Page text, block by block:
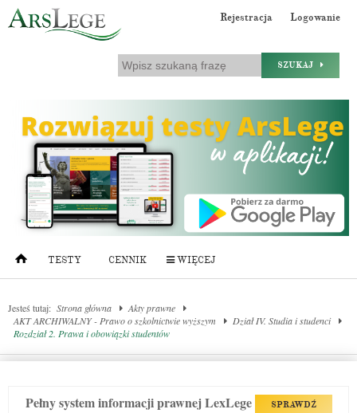
Rejestracja Logowanie
SZUKAJ
TESTY CENNIK WIĘCEJ
Jesteś tutaj: Strona główna
Akty prawne
AKT ARCHIWALNY - Prawo o szkolnictwie wyższym
Dział IV. Studia i studenci
Rozdział 2. Prawa i obowiązki studentów
Pełny system informacji prawnej LexLege SPRAWDŹ